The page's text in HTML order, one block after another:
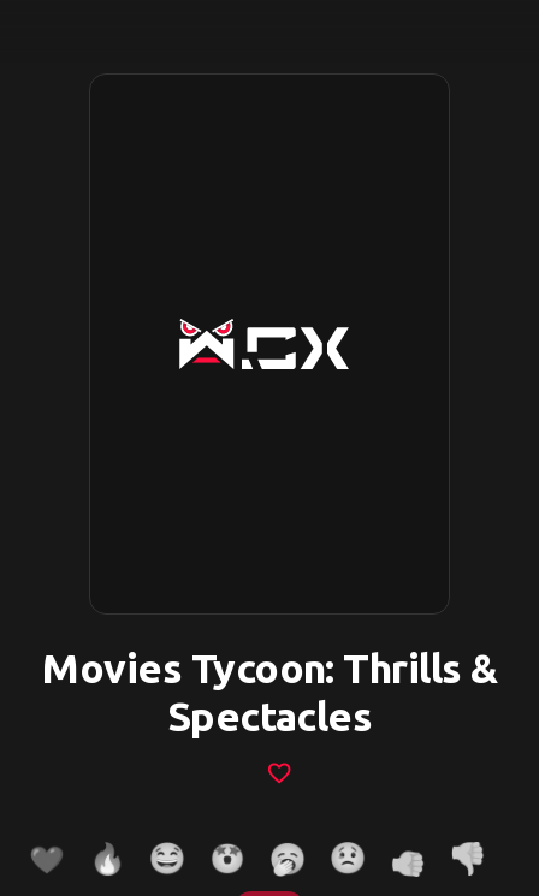
Movies Tycoon: Thrills &
Spectacles
favorite_border